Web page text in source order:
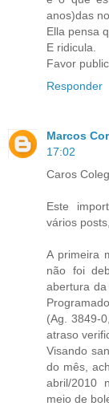
anos)das
Ella pensa
E ridicula.
Favor
Responder
Marcos
17:02
Caros
Este
vários
A primeira
não foi
abertura
(Ag. 3849-
atraso
Visando
do mês,
abril/2010
meio de